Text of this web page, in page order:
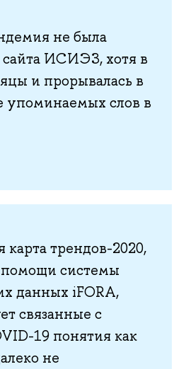
не была
сайта ИСИЭЗ, хотя в
и прорывалась в
упоминаемых слов в
трендов-2020,
помощи системы
данных iFORA,
связанные с
19 понятия как
не